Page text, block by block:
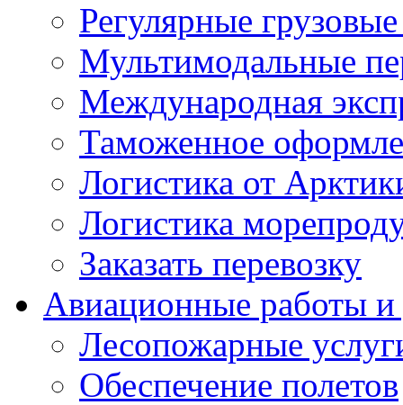
Регулярные
Мультимодальные
Международная
Таможенное
Логистика от
Логистика
Заказать перевозку
Авиационные работы и
Лесопожарные
Обеспечение полетов